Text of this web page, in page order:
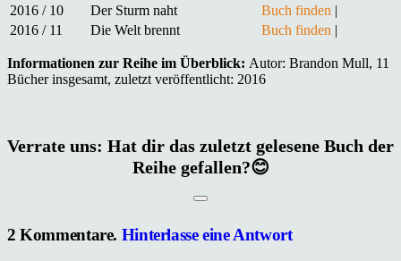
2016 / 10
Der Sturm naht Buch finden |
2016 / 11
Die Welt brennt Buch finden |
Informationen zur Reihe im Überblick: Autor: Brandon Mull, 11
Bücher insgesamt, zuletzt veröffentlicht: 2016
Verrate uns: Hat dir das zuletzt gelesene Buch der
Reihe gefallen?😊
2Kommentare. Hinterlasse eine Antwort